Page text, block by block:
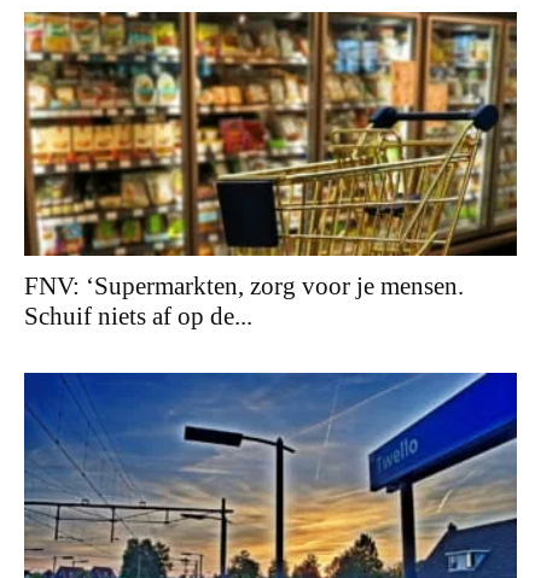
FNV: ‘Supermarkten, zorg voor je mensen.
Schuif niets af op de...